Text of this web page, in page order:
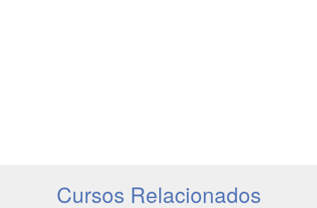
Cursos Relacionados